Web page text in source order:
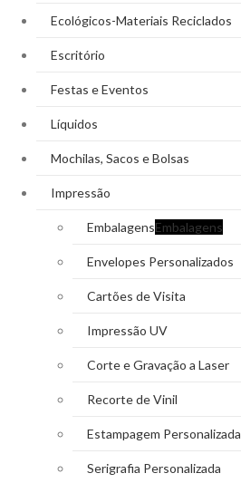
Ecológicos-Materiais Reciclados
Escritório
Festas e Eventos
Líquidos
Mochilas, Sacos e Bolsas
Impressão
EmbalagensEmbalagens
Envelopes Personalizados
Cartões de Visita
Impressão UV
Corte e Gravação a Laser
Recorte de Vinil
Estampagem Personalizada
Serigrafia Personalizada